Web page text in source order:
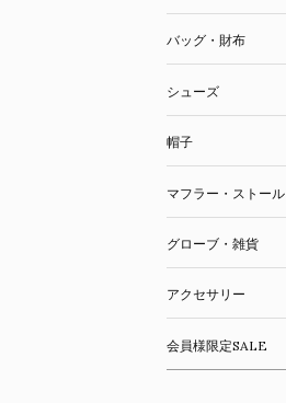
バッグ・財布
シューズ
帽子
マフラー・ストール
グローブ・雑貨
アクセサリー
会員様限定SALE